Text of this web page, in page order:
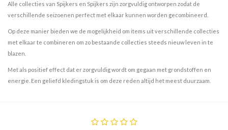
Alle collecties van Spijkers en Spijkers zijn zorgvuldig ontworpen zodat de
verschillende seizoenen perfect met elkaar kunnen worden gecombineerd.
Op deze manier bieden we de mogelijkheid om items uit verschillende collecties
met elkaar te combineren om zo bestaande collecties steeds nieuw leven in te
blazen.
Met als positief effect dat er zorgvuldig wordt om gegaan met grondstoffen en
energie. Een geliefd kledingstuk is om deze reden altijd het meest duurzaam.